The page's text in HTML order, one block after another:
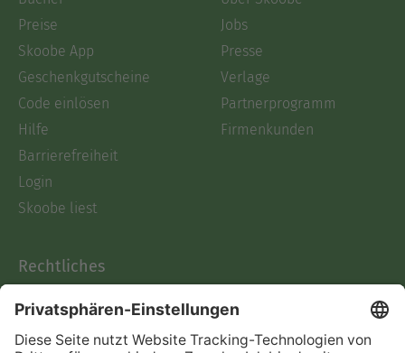
Preise
Skoobe App
Geschenkgutscheine
Code einlösen
Hilfe
Barrierefreiheit
Login
Skoobe liest
Jobs
Presse
Verlage
Partnerprogramm
Firmenkunden
Rechtliches
AGB
Informationen nach Data